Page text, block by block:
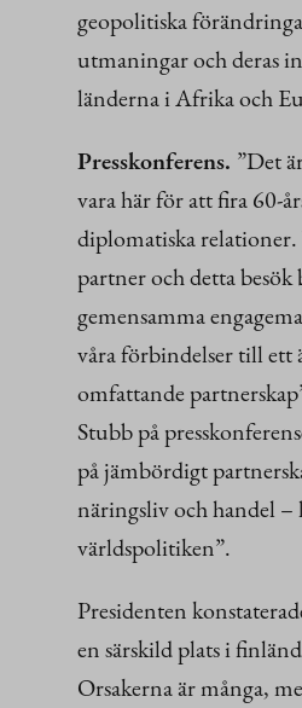
geopolitiska
utmaningar och deras
länderna i Afrika och
Presskonferens. ”Det
vara här för att fira 60-
diplomatiska
partner och detta besök
gemensamma
våra förbindelser till ett
omfattande
Stubb på
på jämbördigt
näringsliv och handel
världspolitiken”.
Presidenten
en särskild plats i
Orsakerna är många,